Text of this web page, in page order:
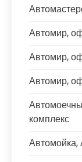
Автомир,
Автомир,
Автомир,
комплекс
Автомойка,